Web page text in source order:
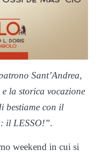
Sant’Andrea,
la storica vocazione
bestiame con il
il LESSO!”.
weekend in cui si